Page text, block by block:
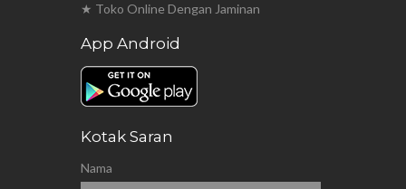
★ Toko Online Dengan Jaminan
App Android
Kotak Saran
Nama